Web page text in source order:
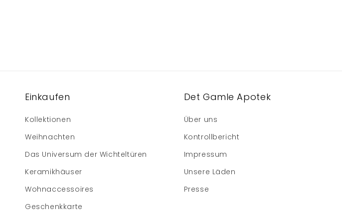
Einkaufen
Kollektionen
Weihnachten
Das Universum der Wichteltüren
Keramikhäuser
Wohnaccessoires
Geschenkkarte
Det Gamle Apotek
Über uns
Kontrollbericht
Impressum
Unsere Läden
Presse